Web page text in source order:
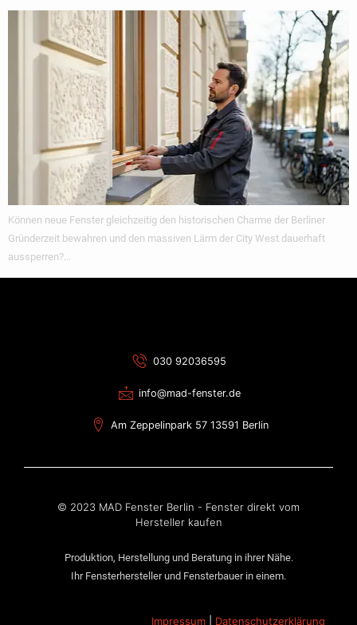
Können neue Fenster gleichzeitig den historischen Charme der Berliner
Gründerzeit bewahren und den massiven Lärm der City West dauerhaft
aussperren?…
030 92036595
info@mad-fenster.de
Am Zeppelinpark 57 13591 Berlin
© 2023 MAD Fenster Berlin - Fenster direkt vom
Hersteller kaufen
Produktion, Herstellung und Beratung in ihrer Nähe.
Ihr Fensterhersteller und Fensterbauer in einem.
Impressum Datenschutzerklärung